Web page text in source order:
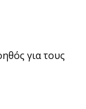
για τους